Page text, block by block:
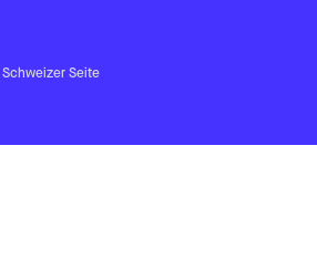
Schweizer Seite